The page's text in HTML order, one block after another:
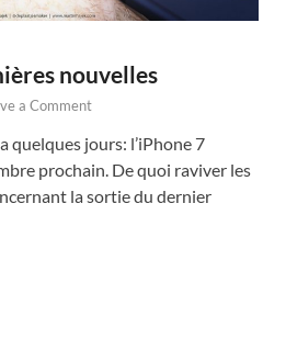
nouvelles
a Comment
quelques jours: l’iPhone 7
prochain. De quoi raviver les
la sortie du dernier